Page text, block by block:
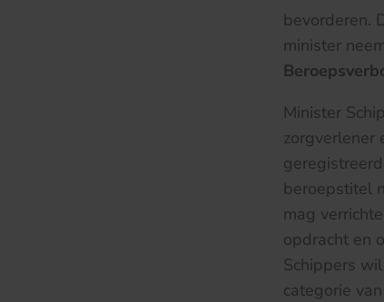
bevorderen.
minister
Minister
zorgverlener
beroepstitel
mag
opdracht en
Schippers
categorie